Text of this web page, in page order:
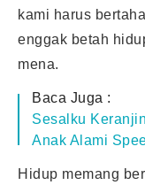
kami harus
enggak betah
mena.
Baca Juga :
Sesalku
Anak Alami
Hidup memang